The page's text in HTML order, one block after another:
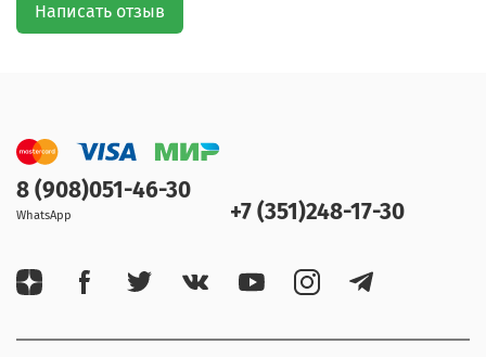
Написать отзыв
8 (908)051-46-30
WhatsApp +7 (351)248-17-30